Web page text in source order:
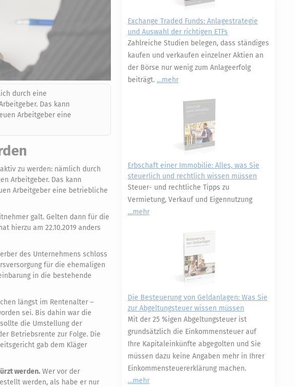
durch eine
Das kann
Arbeitgeber eine
zu werden: nämlich durch
Arbeitgeber. Das kann
Arbeitgeber eine betriebliche
galt. Gelten dann für die
hierzu am 22.10.2019 anders
des Unternehmens schloss
für die ehemaligen
in die bestehende
längst im Rentenalter –
sei. Bis dahin war die
die Umstellung der
Betriebsrente zur Folge. Die
gab dem Kläger
werden. Wer vor der
werden, als habe er nur
Exchange Traded Funds: Anlagestrategie
und Auswahl der richtigen ETFs
Zahlreiche Studien belegen, dass ständiges
kaufen und verkaufen einzelner Aktien an
der Börse nur wenig zum Anlageerfolg
beiträgt.
mehr
Erbschaft einer Immobilie: Alles, was Sie
steuerlich und rechtlich wissen müssen
Steuer- und rechtliche Tipps zu
Vermietung, Verkauf und Eigennutzung
mehr
Die Besteuerung von Geldanlagen: Was Sie
zur Abgeltungsteuer wissen müssen
Mit der 25 %igen Abgeltungsteuer ist
grundsätzlich die Einkommensteuer auf
Ihre Kapitaleinkünfte abgegolten und Sie
müssen dazu keine Angaben mehr in Ihrer
Einkommensteuererklärung machen.
mehr